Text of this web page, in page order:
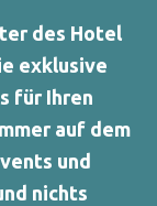
des Hotel
exklusive
für Ihren
auf dem
und
nichts